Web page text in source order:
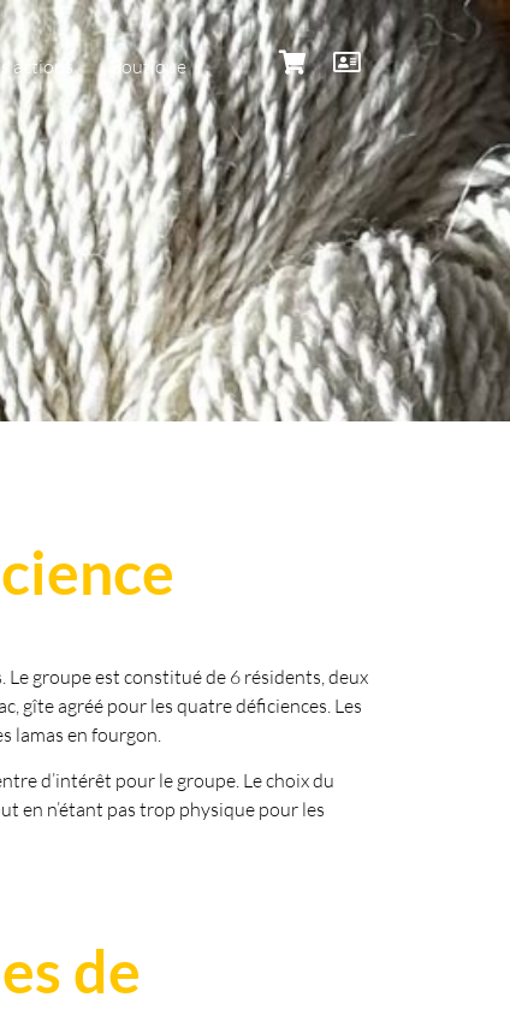
actions Boutique
Le groupe est constitué de 6 résidents, deux
gîte agréé pour les quatre déficiences. Les
lamas en fourgon.
d’intérêt pour le groupe. Le choix du
en n’étant pas trop physique pour les
de